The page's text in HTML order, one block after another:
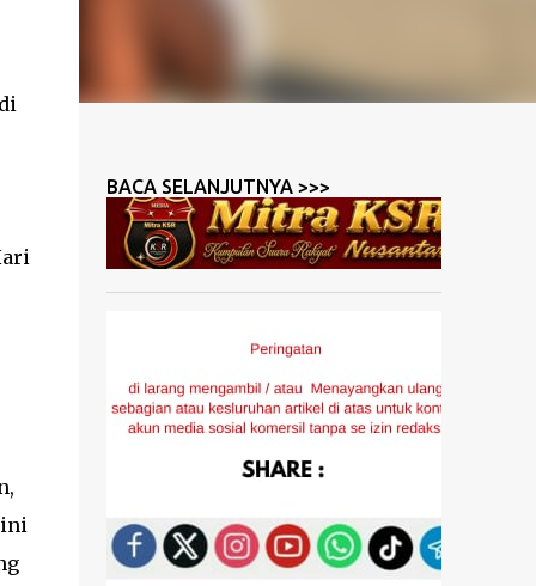
ini
BACA SELANJUTNYA >>>